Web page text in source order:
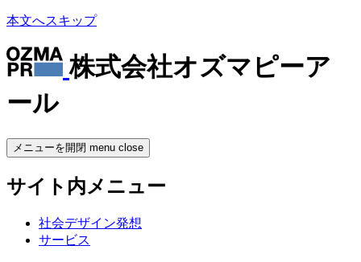
本文へスキップ
株式会社オズマピーア
ール
メニューを開閉 menu close
サイト内メニュー
社会デザイン発想
サービス